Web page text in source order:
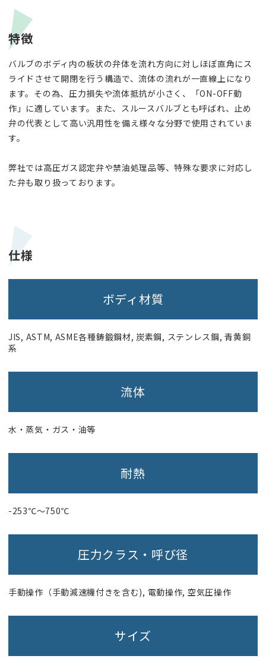
特徴
バルブのボディ内の板状の弁体を流れ方向に対しほぼ直角にス
ライドさせて開閉を行う構造で、流体の流れが一直線上になり
ます。その為、圧力損失や流体抵抗が小さく、「ON-OFF動
作」に適しています。また、スルースバルブとも呼ばれ、止め
弁の代表として高い汎用性を備え様々な分野で使用されていま
す。
弊社では高圧ガス認定弁や禁油処理品等、特殊な要求に対応し
た弁も取り扱っております。
仕様
ボディ材質
JIS, ASTM, ASME各種鋳鍛鋼材, 炭素鋼, ステンレス鋼, 青黄銅
系
流体
水・蒸気・ガス・油等
耐熱
-253℃〜750℃
圧力クラス・呼び径
手動操作（手動減速機付きを含む), 電動操作, 空気圧操作
サイズ